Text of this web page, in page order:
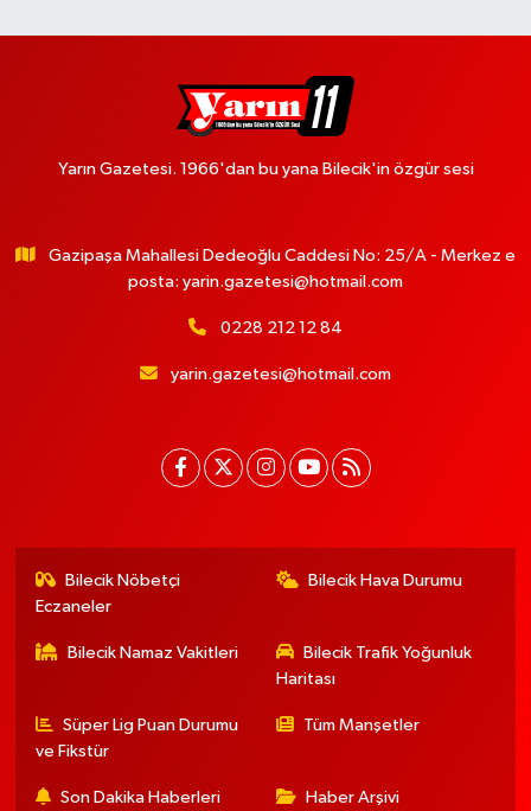
Yarın Gazetesi. 1966'dan bu yana Bilecik'in özgür sesi
Gazipaşa Mahallesi Dedeoğlu Caddesi No: 25/A - Merkez e
posta: yarin.gazetesi@hotmail.com
0228 212 12 84
yarin.gazetesi@hotmail.com
Bilecik Nöbetçi
Eczaneler
Bilecik Hava Durumu
Bilecik Namaz Vakitleri
Bilecik Trafik Yoğunluk
Haritası
Süper Lig Puan Durumu
ve Fikstür
Tüm Manşetler
Son Dakika Haberleri Haber Arşivi